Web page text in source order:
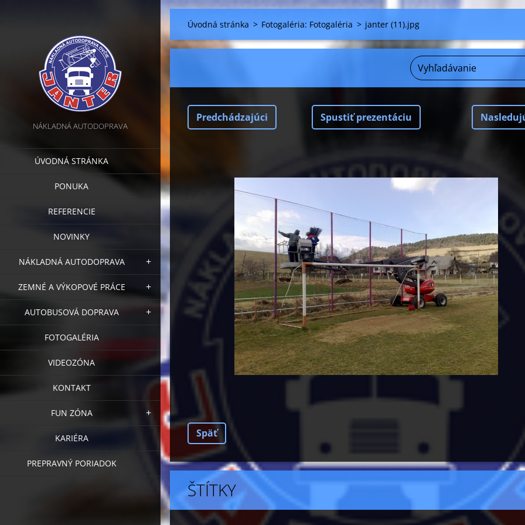
NÁKLADNÁ AUTODOPRAVA
ÚVODNÁ STRÁNKA
PONUKA
REFERENCIE
NOVINKY
NÁKLADNÁ AUTODOPRAVA
ZEMNÉ A VÝKOPOVÉ PRÁCE
AUTOBUSOVÁ DOPRAVA
FOTOGALÉRIA
VIDEOZÓNA
KONTAKT
FUN ZÓNA
KARIÉRA
PREPRAVNÝ PORIADOK
Úvodná stránka > Fotogaléria: Fotogaléria > janter (11).jpg
Predchádzajúci Spustiť prezentáciu
Späť
ŠTÍTKY